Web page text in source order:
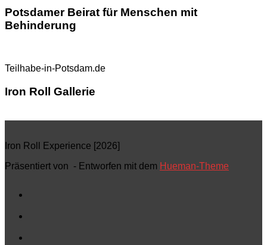
Potsdamer Beirat für Menschen mit
Behinderung
Teilhabe-in-Potsdam.de
Iron Roll Gallerie
Iron Roll Experience [2026]
Präsentiert von - Entworfen mit dem Hueman-Theme